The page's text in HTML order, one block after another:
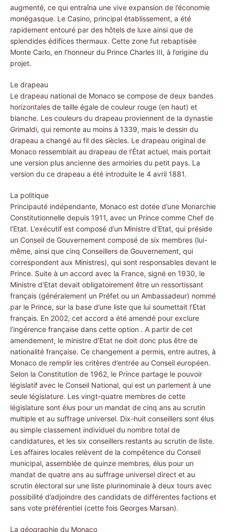
augmenté, ce qui entraîna une vive expansion de l’économie
monégasque. Le Casino, principal établissement, a été
rapidement entouré par des hôtels de luxe ainsi que de
splendides édifices thermaux. Cette zone fut rebaptisée
Monte Carlo, en l’honneur du Prince Charles III, à l’origine du
projet.
Le drapeau
Le drapeau national de Monaco se compose de deux bandes
horizontales de taille égale de couleur rouge (en haut) et
blanche. Les couleurs du drapeau proviennent de la dynastie
Grimaldi, qui remonte au moins à 1339, mais le dessin du
drapeau a changé au fil des siècles. Le drapeau original de
Monaco ressemblait au drapeau de l’État actuel, mais portait
une version plus ancienne des armoiries du petit pays. La
version du ce drapeau a été introduite le 4 avril 1881.
La politique
Principauté indépendante, Monaco est dotée d’une Monarchie
Constitutionnelle depuis 1911, avec un Prince comme Chef de
l’Etat. L’exécutif est composé d’un Ministre d’Etat, qui préside
un Conseil de Gouvernement composé de six membres (lui-
même, ainsi que cinq Conseillers de Gouvernement, qui
correspondent aux Ministres), qui sont responsables devant le
Prince. Suite à un accord avec la France, signé en 1930, le
Ministre d’Etat devait obligatoirement être un ressortissant
français (généralement un Préfet ou un Ambassadeur) nommé
par le Prince, sur la base d’une liste que lui soumettait l’Etat
français. En 2002, cet accord a été amendé pour exclure
l’ingérence française dans cette option . A partir de cet
amendement, le ministre d’Etat ne doit donc plus être de
nationalité française. Ce changement a permis, entre autres, à
Monaco de remplir les critères d’entrée au Conseil européen.
Selon la Constitution de 1962, le Prince partage le pouvoir
législatif avec le Conseil National, qui est un parlement à une
seule législature. Les vingt-quatre membres de cette
législature sont élus pour un mandat de cinq ans au scrutin
multiple et au suffrage universel. Dix-huit conseillers sont élus
au simple classement individuel du nombre total de
candidatures, et les six conseillers restants au scrutin de liste.
Les affaires locales relèvent de la compétence du Conseil
municipal, assemblée de quinze membres, élus pour un
mandat de quatre ans au suffrage universel direct et au
scrutin électoral sur une liste plurinominale à deux tours avec
possibilité d’adjoindre des candidats de différentes factions et
sans vote préférentiel (cette fois Georges Marsan).
La géographie du Monaco